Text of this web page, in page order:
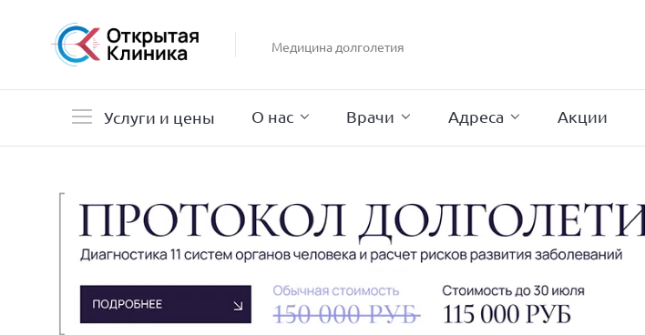
Медицина долголетия
Услуги и цены
Нейрохирургия
О нас Врачи Адреса Акции